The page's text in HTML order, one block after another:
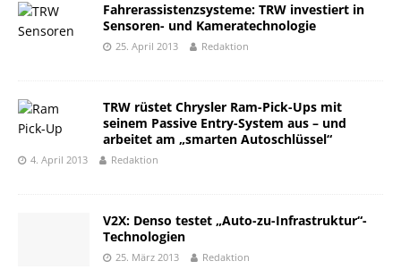
Fahrerassistenzsysteme: TRW investiert in
Sensoren- und Kameratechnologie
25. April 2013 Redaktion
TRW rüstet Chrysler Ram-Pick-Ups mit
seinem Passive Entry-System aus – und
arbeitet am „smarten Autoschlüssel“
4. April 2013 Redaktion
V2X: Denso testet „Auto-zu-Infrastruktur“-
Technologien
25. März 2013 Redaktion